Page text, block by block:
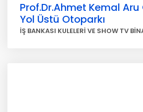
Prof.Dr.Ahmet Kemal
Yol Üstü Otoparkı
İŞ BANKASI KULELERİ VE SHOW TV